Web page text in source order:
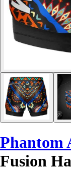
Phantom
Fusion